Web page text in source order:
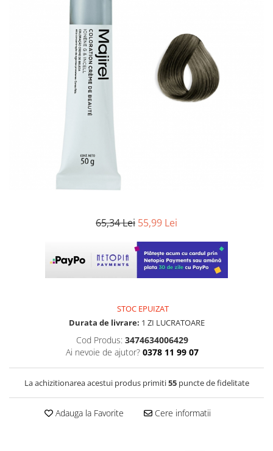
65,34 Lei 55,99 Lei
STOC EPUIZAT
Durata de livrare: 1 ZI LUCRATOARE
Cod Produs: 3474634006429
Ai nevoie de ajutor? 0378 11 99 07
La achizitionarea acestui produs primiti55puncte de fidelitate
Adauga la Favorite Cere informatii